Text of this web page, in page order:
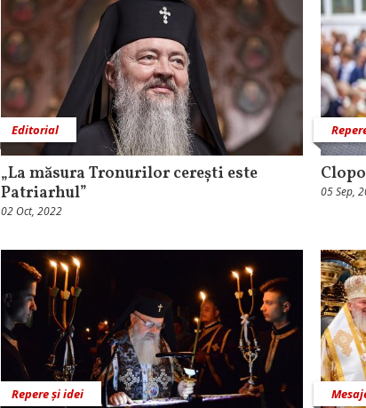
Editorial
„La măsura Tronurilor cerești este
Patriarhul”
02 Oct, 2022
05 Sep,
Repere și idei